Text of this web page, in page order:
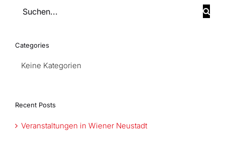
Suchen
Categories
Keine Kategorien
Recent Posts
Veranstaltungen in Wiener Neustadt